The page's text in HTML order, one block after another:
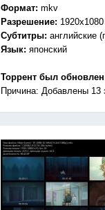
Формат: mkv
Разрешение: 1920x1080
Субтитры: английские
Язык: японский
Торрент был обновлен
Причина: Добавлены 13